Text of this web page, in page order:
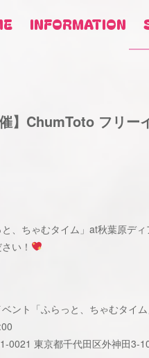
INFORMATION
】ChumToto フリ
、ちゃむタイム」at秋葉原ディ
い！
ント「ふらっと、ちゃむタイ
0021 東京都千代田区外神田3-